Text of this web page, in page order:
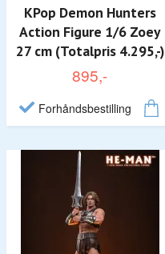
KPop Demon Hunters
Action Figure 1/6 Zoey
27 cm (Totalpris 4.295,-)
895,-
Forhåndsbestilling